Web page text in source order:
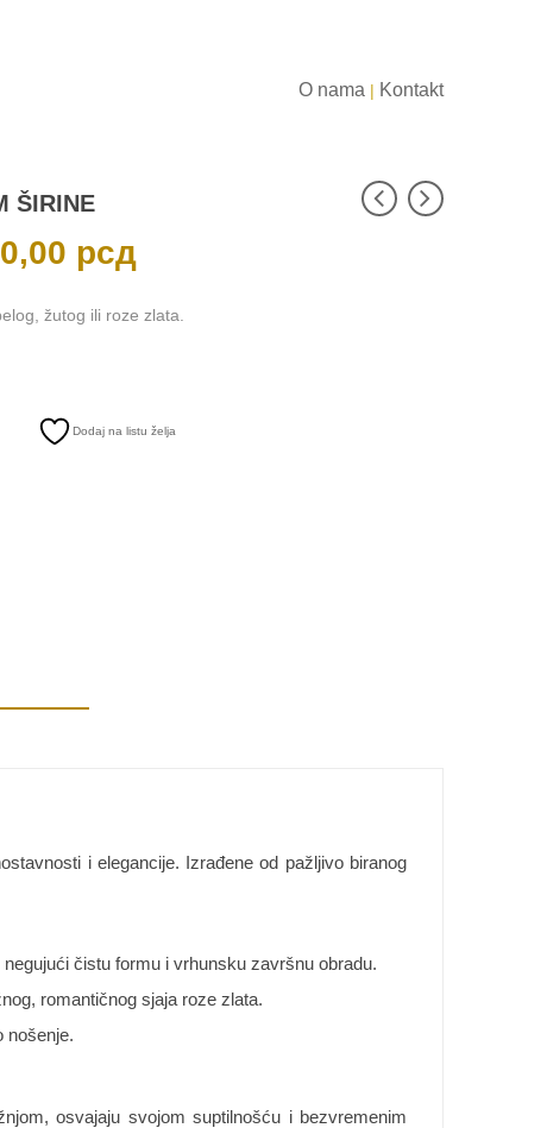
O nama | Kontakt
ŠIRINE
рсдcena
je:
žutog ili roze zlata.
Dodaj na listu želja
i elegancije. Izrađene od pažljivo biranog
čistu formu i vrhunsku završnu obradu.
romantičnog sjaja roze zlata.
nošenje.
osvajaju svojom suptilnošću i bezvremenim